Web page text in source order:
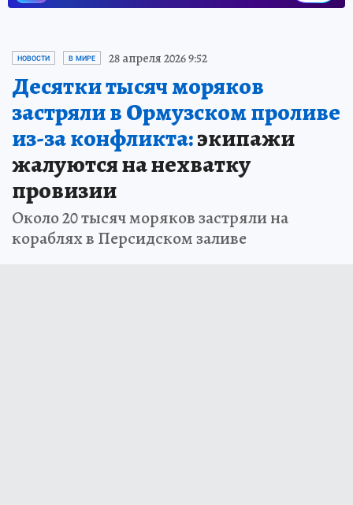
НОВОСТИ В МИРЕ 28 апреля 2026 9:52
Десятки тысяч моряков
застряли в Ормузском проливе
из-за конфликта:экипажи
жалуются на нехватку
провизии
Около 20 тысяч моряков застряли на
кораблях в Персидском заливе